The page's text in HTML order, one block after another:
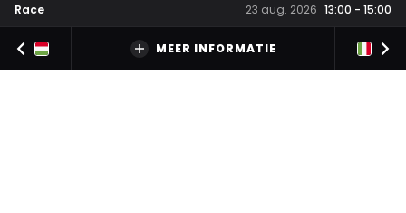
Race
23 aug. 2026 13:00 - 15:00
MEER INFORMATIE